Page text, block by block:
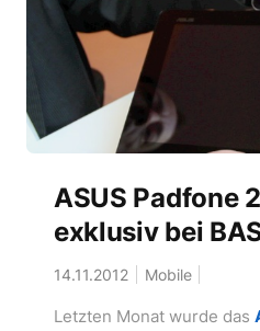
ASUS Padfone
exklusiv bei
14.11.2012 Mobile
Letzten Monat wurde das